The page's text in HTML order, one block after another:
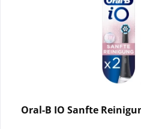
Oral-B IO Sanfte